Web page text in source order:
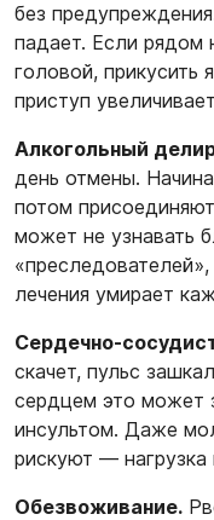
без
падает. Если рядом
головой, прикусить
приступ
Алкогольный
день отмены.
потом
может не узнавать
лечения умирает
Сердечно-
скачет, пульс
сердцем это может
инсультом. Даже
рискуют — нагрузка
Обезвоживание.